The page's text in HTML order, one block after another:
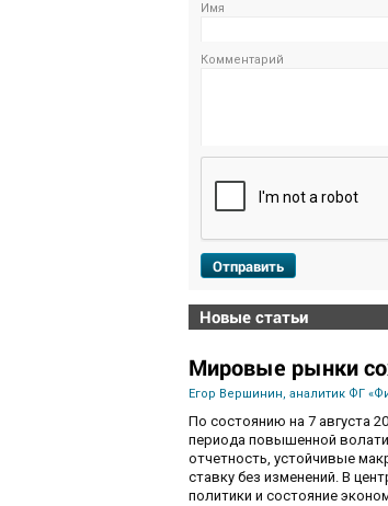
Имя
Комментарий
Отправить
Новые статьи
Мировые рынки
Егор Вершинин, аналитик ФГ
По состоянию на 7 августа
периода повышенной
отчетность, устойчивые
ставку без изменений. В
политики и состояние